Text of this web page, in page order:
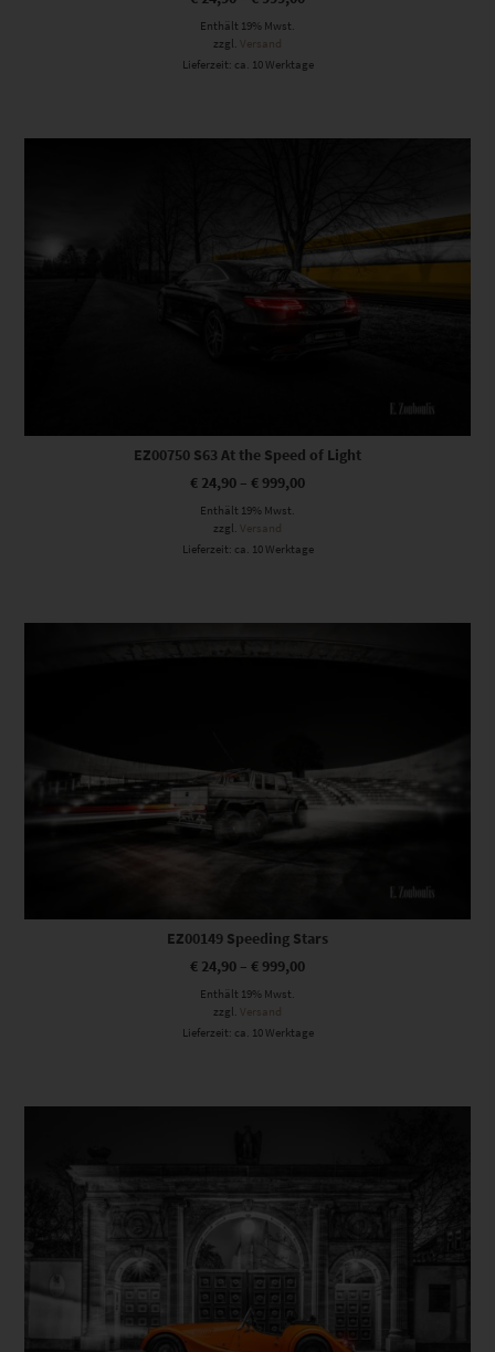
Enthält 19% Mwst.
zzgl. Versand
Lieferzeit: ca. 10 Werktage
Dieses Produkt weist mehrere Varianten auf. Die Optionen können auf der Produktseite gewählt werden
EZ00750 S63 At the Speed of Light
€ 24,90 – € 999,00
Enthält 19% Mwst.
zzgl.
Versand
Lieferzeit: ca. 10 Werktage
Dieses Produkt weist mehrere Varianten auf. Die Optionen können auf der Produktseite gewählt werden
EZ00149 Speeding Stars
€ 24,90 – € 999,00
Enthält 19% Mwst.
zzgl. Versand
Lieferzeit: ca. 10 Werktage
Dieses Produkt weist mehrere Varianten auf. Die Optionen können auf der Produktseite gewählt werden